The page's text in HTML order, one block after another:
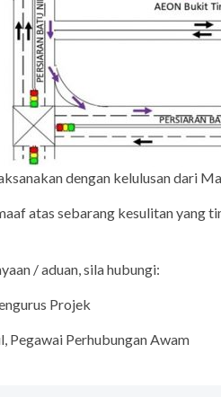
dengan kelulusan dari
atas sebarang kesulitan yang
/ aduan, sila hubungi:
Badrul, Pegawai